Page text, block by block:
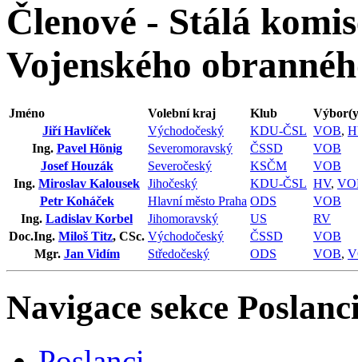
Členové - Stálá
Vojenského
Jméno Volební kraj Klub
Jiří Havlíček
Východočeský KDU-ČSL VOB,
Ing. Pavel Hönig Severomoravský ČSSD
VOB
Josef Houzák
Severočeský KSČM
VOB
Ing. Miroslav Kalousek Jihočeský KDU-ČSL HV,
Petr Koháček
Hlavní město Praha ODS
VOB
Ing. Ladislav Korbel Jihomoravský US
RV
Doc.Ing. Miloš Titz, CSc. Východočeský ČSSD
VOB
Mgr. Jan Vidím Středočeský ODS VOB,
Navigace sekce